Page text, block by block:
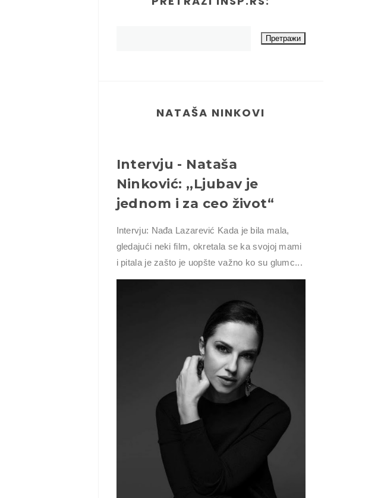
NATAŠA NINKOVI
Intervju - Nataša
Ninković: ,,Ljubav je
jednom i za ceo život“
Intervju: Nađa Lazarević Kada je bila mala,
gledajući neki film, okretala se ka svojoj mami
i pitala je zašto je uopšte važno ko su glumc...